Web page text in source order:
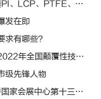
、PPS、PEEK、PEN
发在即
求有哪些？
国颠覆性技术创新大赛
级先锋人物
中心第十三届模切展